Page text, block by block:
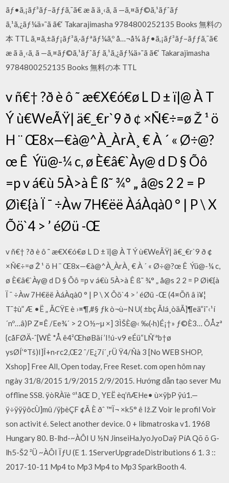
ãƒ•ã‚¡ãƒ³ãƒ–ãƒƒã‚¯ã€ æ ã ä¸‹ã‚ ã —ã‚¤ãƒ©ã‚¹ãƒˆãƒ
ã‚¹ã‚¿ãƒ¼ä»˜ã ã€‘ Takarajimasha 9784800252135 Books 無料の
本 TTL ã‚¤ã‚±ãƒ¡ãƒ³ã‚·ãƒªãƒ¼ã‚º å…¬å¼ ãƒ•ã‚¡ãƒ³ãƒ–ãƒƒã‚¯ã€
æ ã ä¸‹ã‚ ã —ã‚¤ãƒ©ã‚¹ãƒˆãƒ ã‚¹ã‚¿ãƒ¼ä»˜ã ã€‘ Takarajimasha
9784800252135 Books 無料の本 TTL
v ñ€­† ?ð è ô ˜ æ€X€ó€ø L D ± ï|@ À T
Ý ù€WeÃŸ| ä€_€r`9 ð ¢ ×Ñ€÷=ø Ž ¹ ö
H ¨ Œ8x—€à@^À_ÀrÀ¸ € À ´ « Ø÷@?
œ Ê ­ Ýü@-¼ c, ø È€â€`Ày@ d D § Õô
=p v á€ù 5À>à Ê ß˜ ¾° „ å@s 2 2 = P
Øì€{à Ï ¯ ÷Àw 7H€ëë ÀáÀqà0 ° | P \ X
Õö`4 > ’ éØü -Œ
v ñ€­† ?ð è ô ˜ æ€X€ó€ø L D ± ï|@ À T Ý ù€WeÃŸ| ä€_€r`9 ð ¢
×Ñ€÷=ø Ž ¹ ö H ¨ Œ8x—€à@^À_ÀrÀ¸ € À ´ « Ø÷@?œ Ê ­ Ýü@-¼ c,
ø È€â€`Ày@ d D § Õô =p v á€ù 5À>à Ê ß˜ ¾° „ å@s 2 2 = P Øì€{à
Ï ¯ ÷Àw 7H€ëë ÀáÀqà0 ° | P \ X Õö`4 > ’ éØü -Œ (4¤Õñ â ì¥¦
T¯‡ù” Æ •Ë „ ÃCŸE è ›¤­¶,#§ ƒk ò¬ù~N U( ±bç Ãlá¸òäÃ]¶eä“i˜‹¹í
´nº…â)P Z¤Ê /Ee¾´ > 2 O½~µ ×] 3ÌŠÈ@‹ ‰(·h)É¡†» ƒ©È3… ÔÅzª
{cåFØÄ-ˆ[WÊ *Å ê4²ŒhøBäí ’I!ú-v9 eÉü“LÑ‘ªb†ø
ysØÍ‘°Tš)I]Î+n·rc2,Œ2 ˆ/E¿7í´¸rÜ Ÿ4/Ñà 3 [No WEB SHOP,
Xshop] Free All, Open today, Free Reset. com open hôm nay
ngày 31/8/2015 1/9/2015 2/9/2015. Hướng dẫn tạo sever Mu
offline SS8. ÿòRÀïè º¹åŒ D¸ YEË èq’ñÆHe• ù×ÿþP ÿú1.—
ÿ÷ÿÿÿôcÙ]mû /ÿþèÇF ¢Ã È ðˆ ™Ï¬ ×k5° ê Iž.Z Voir le profil Voir
son activit é. Select another device. 0 + libmatroska v1. 1968
Hungary 80. B-lhd-~ÀÔI U ½N JinseiHaJyoJyoDaÿ PíA Qõ õ G-
lh5-Š2 ²Ü ~ÀÔI ÏƒU (E 1. 1ServerUpgradeDistributions 6 1. 3 ::
2017-10-11 Mp4 to Mp3 Mp4 to Mp3 SparkBooth 4.